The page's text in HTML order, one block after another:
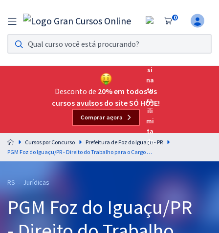
0
Assinatura Ilimitada 11
Acesso a todos os cursos. Teste grátis por 7 dias!
Assinatura OAB Até Passar
Acesso ilimitado a toda preparação para o Exame da
Residências Multiprofissionais
Preparação completa e intensiva para as principais
residências em saúde do Brasil
Cursos 20% OFF
Desconto de 20% em todos os
cursos avulsos do site SÓ HOJE!
Comprar agora
Cursos por Concurso
Prefeitura de Foz do Iguaçu - PR
PGM Foz do Iguaçu/PR - Direito do Trabalho para o Cargo de Procurador do Município Júnior
RS - Jurídicas
PGM Foz do Iguaçu/PR